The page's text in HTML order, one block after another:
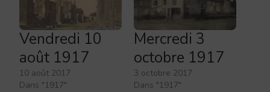
Vendredi 10
août 1917
10 août 2017
Dans "1917"
Mercredi 3
octobre 1917
3 octobre 2017
Dans "1917"